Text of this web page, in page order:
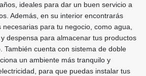
ideales para dar un buen servicio a
Además, en su interior encontrarás
para tu negocio, como agua,
despensa para almacenar tus productos
También cuenta con sistema de doble
un ambiente más tranquilo y
para que puedas instalar tus